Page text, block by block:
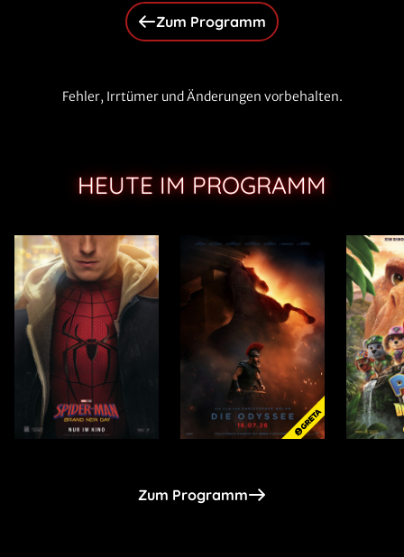
Zum Programm
Fehler, Irrtümer und Änderungen vorbehalten.
HEUTE IM PROGRAMM
Zum Programm